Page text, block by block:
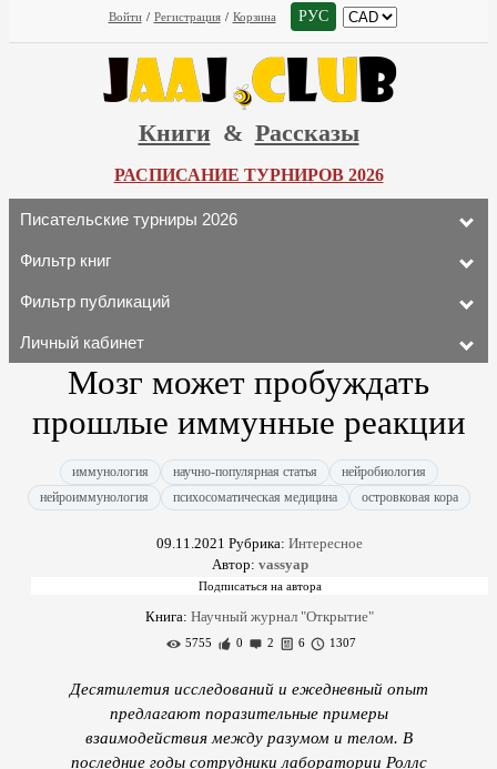
Войти / Регистрация / Корзина РУС
Книги & Рассказы
РАСПИСАНИЕ ТУРНИРОВ 2026
Писательские турниры 2026
Фильтр книг
Фильтр публикаций
Личный кабинет
Мозг может пробуждать
прошлые иммунные реакции
иммунология научно-популярная статья
нейробиология
нейроиммунология
психосоматическая медицина островковая кора
09.11.2021 Рубрика: Интересное
Автор: vassyap
Книга: Научный журнал "Открытие"
5755 0 2 6 1307
Десятилетия исследований и ежедневный опыт
предлагают поразительные примеры
взаимодействия между разумом и телом. В
последние годы сотрудники лаборатории Роллс